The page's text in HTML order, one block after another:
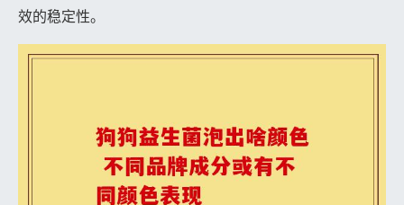
效的稳定性。